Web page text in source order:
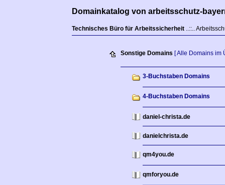
Domainkatalog von arbeitsschutz-
Technisches Büro für Arbeitssicherheit ..::..
Sonstige Domains [ Alle Domains im
3-Buchstaben Domains
4-Buchstaben Domains
daniel-christa.de
danielchrista.de
qm4you.de
qmforyou.de